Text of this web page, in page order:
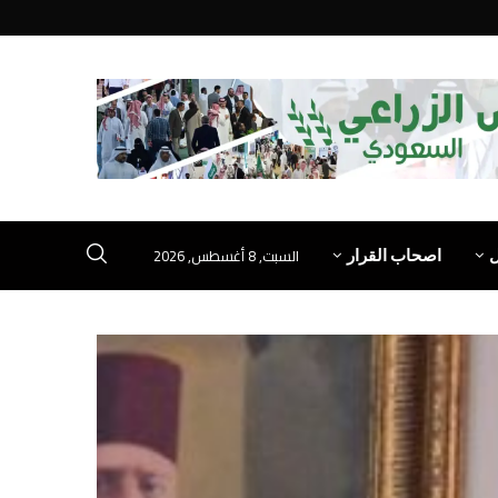
اصحاب القرار السبت, 8 أغسطس, 2026